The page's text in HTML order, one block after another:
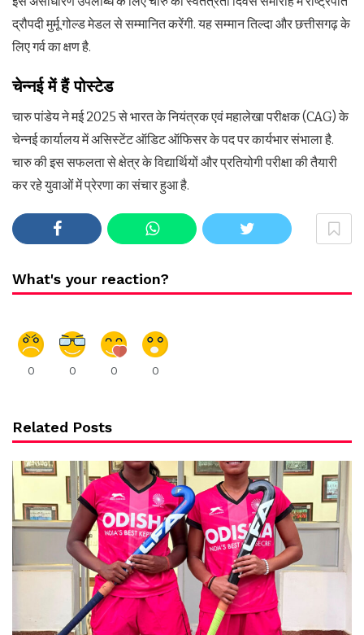
द्रौपदी मुर्मू गोल्ड मेडल से सम्मानित करेंगी. यह सम्मान तिल्दा और छत्तीसगढ़ के
लिए गर्व का क्षण है.
चेन्नई में हैं पोस्टेड
चारु पांडेय ने मई 2025 से भारत के नियंत्रक एवं महालेखा परीक्षक (CAG) के
चेन्नई कार्यालय में असिस्टेंट ऑडिट ऑफिसर के पद पर कार्यभार संभाला है.
चारु की इस सफलता से क्षेत्र के विद्यार्थियों और प्रतियोगी परीक्षा की तैयारी
कर रहे युवाओं में प्रेरणा का संचार हुआ है.
What's your reaction?
0 0 0 0
Related Posts